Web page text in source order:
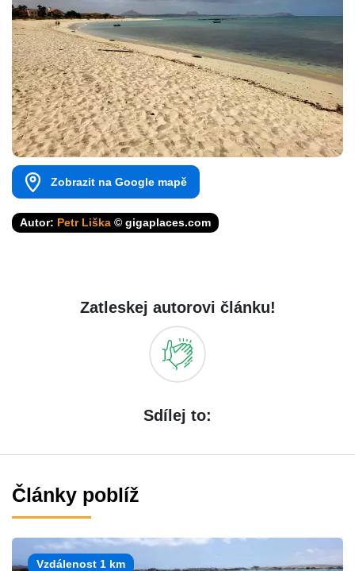
Zobrazit na Google mapě
Autor: Petr Liška © gigaplaces.com
Zatleskej autorovi článku!
Sdílej to:
Články poblíž
Vzdálenost 1 km